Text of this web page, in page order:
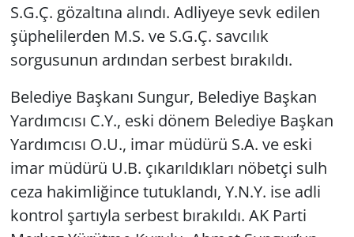
S.G.Ç. gözaltına alındı. Adliyeye sevk edilen
şüphelilerden M.S. ve S.G.Ç. savcılık
sorgusunun ardından serbest bırakıldı.
Belediye Başkanı Sungur, Belediye Başkan
Yardımcısı C.Y., eski dönem Belediye Başkan
Yardımcısı O.U., imar müdürü S.A. ve eski
imar müdürü U.B. çıkarıldıkları nöbetçi sulh
ceza hakimliğince tutuklandı, Y.N.Y. ise adli
kontrol şartıyla serbest bırakıldı. AK Parti